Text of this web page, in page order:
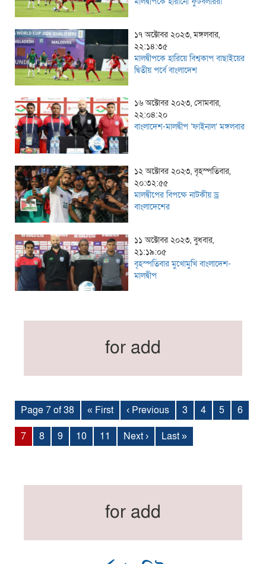
১৭ অক্টোবর ২০২৩, মঙ্গলবার,
২২:১৪:৩৫
মালদ্বীপকে হারিয়ে বিশ্বকাপ বাছাইয়ের
দ্বিতীয় পর্বে বাংলাদেশ
১৬ অক্টোবর ২০২৩, সোমবার,
২২:০৪:২০
বাংলাদেশ-মালদ্বীপ ‘ফাইনাল’ মঙ্গলবার
১২ অক্টোবর ২০২৩, বৃহস্পতিবার,
২০:৩২:৫৫
মালদ্বীপের বিপক্ষে নাটকীয় ড্র
বাংলাদেশের
১১ অক্টোবর ২০২৩, বুধবার,
২১:১৯:০৫
বৃহস্পতিবার মুখোমুখি বাংলাদেশ-
মালদ্বীপ
for add
Page 7 of 38 « First ‹ Previous 3 4 5
6
7
8 9 10 11 Next › Last »
for add